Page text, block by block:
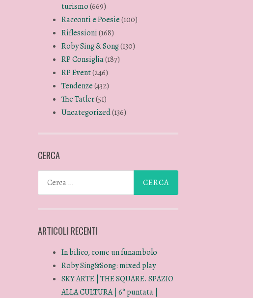
turismo(669)
Racconti e Poesie(100)
Riflessioni(168)
Roby Sing & Song(130)
RP Consiglia(187)
RP Event(246)
Tendenze(432)
The Tatler(51)
Uncategorized(136)
CERCA
ARTICOLI RECENTI
In bilico, come un funambolo
Roby Sing&Song: mixed play
SKY ARTE | THE SQUARE. SPAZIO
ALLA CULTURA | 6° puntata |